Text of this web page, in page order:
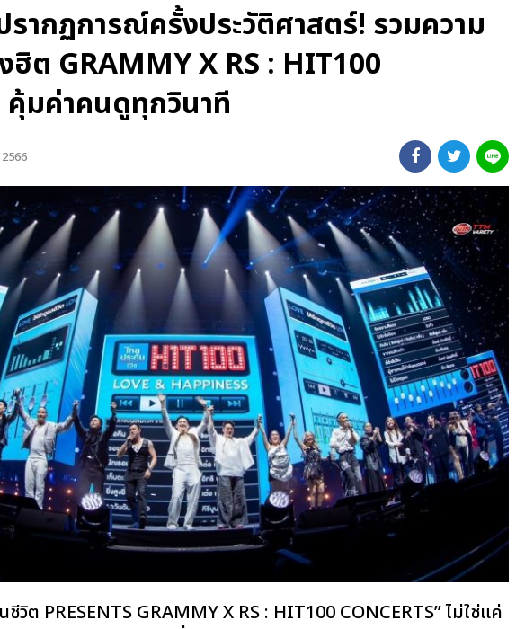
รากฏการณ์ครั้งประวัติศาสตร์! รวมความ
ฮิต GRAMMY X RS : HIT100
คุ้มค่าคนดูทุกวินาที
วิต PRESENTS GRAMMY X RS : HIT100 CONCERTS” ไม่ใช่แค่